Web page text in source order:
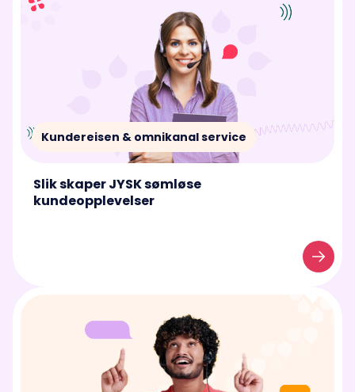
Kundereisen & omnikanal service
Slik skaper JYSK sømløse
kundeopplevelser